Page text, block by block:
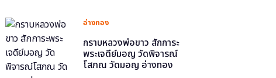
อ่างทอง
กราบหลวงพ่อขาว สักการะ
พระเจดีย์มอญ วัดพิจารณ์
โสภณ วัดมอญ อ่างทอง